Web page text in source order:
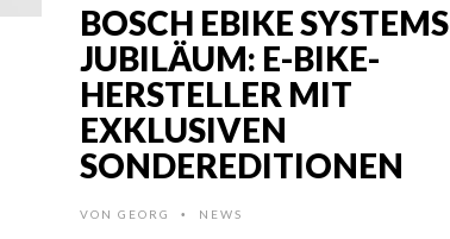
BOSCH EBIKE SYSTEMS
JUBILÄUM: E-BIKE-
HERSTELLER MIT
EXKLUSIVEN
SONDEREDITIONEN
VON GEORG • NEWS